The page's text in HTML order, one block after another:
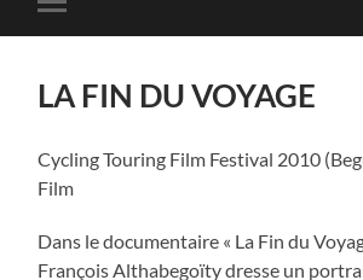
Toggle
mobile
LA FIN DU VOYAGE
Cycling Touring Film Festival 2010
Film
Dans le documentaire « La Fin du
François Althabegoïty dresse un